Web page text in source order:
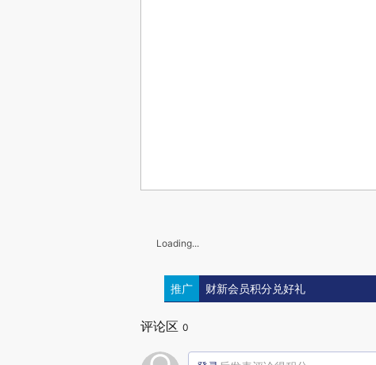
Loading...
推广 财新会员积分兑好礼
评论区 0